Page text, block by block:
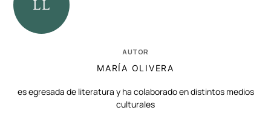
AUTOR
MARÍA OLIVERA
es egresada de literatura y ha colaborado en distintos medios
culturales